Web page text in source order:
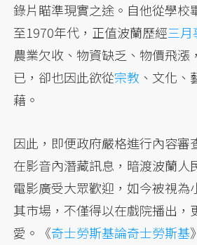
錄片瞄準現實之途。自他從學校
至1970年代，正值波蘭歷經三月
農業欠收、物資缺乏、物價飛漲
已，卻也因此欲從宗教 、文化、
藉。
因此，即便政府嚴格進行內容審
在影音內潛藏訊息，暗渡波蘭人
電影廣受大眾歡迎，如今被視為
其市場，不僅得以在戲院播出，
愛。《奇士勞斯基論奇士勞斯基